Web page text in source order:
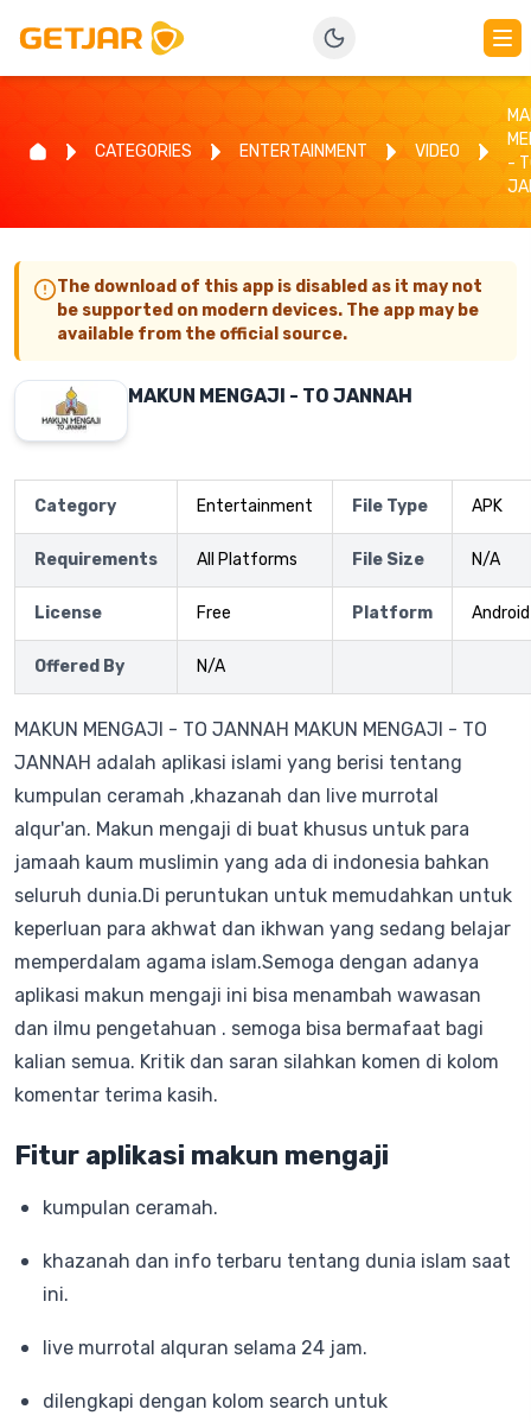
CATEGORIES ENTERTAINMENT VIDEO
-
The download of this app is disabled as it may not
be supported on modern devices. The app may be
available from the official source.
MAKUN MENGAJI - TO JANNAH
Category Entertainment File Type APK
Requirements All Platforms File Size N/A
License Free Platform Android
Offered By N/A
MAKUN MENGAJI - TO JANNAH MAKUN MENGAJI - TO
JANNAH adalah aplikasi islami yang berisi tentang
kumpulan ceramah ,khazanah dan live murrotal
alqur'an. Makun mengaji di buat khusus untuk para
jamaah kaum muslimin yang ada di indonesia bahkan
seluruh dunia.Di peruntukan untuk memudahkan untuk
keperluan para akhwat dan ikhwan yang sedang belajar
memperdalam agama islam.Semoga dengan adanya
aplikasi makun mengaji ini bisa menambah wawasan
dan ilmu pengetahuan . semoga bisa bermafaat bagi
kalian semua. Kritik dan saran silahkan komen di kolom
komentar terima kasih.
Fitur aplikasi makun mengaji
kumpulan ceramah.
khazanah dan info terbaru tentang dunia islam saat
ini.
live murrotal alquran selama 24 jam.
dilengkapi dengan kolom search untuk